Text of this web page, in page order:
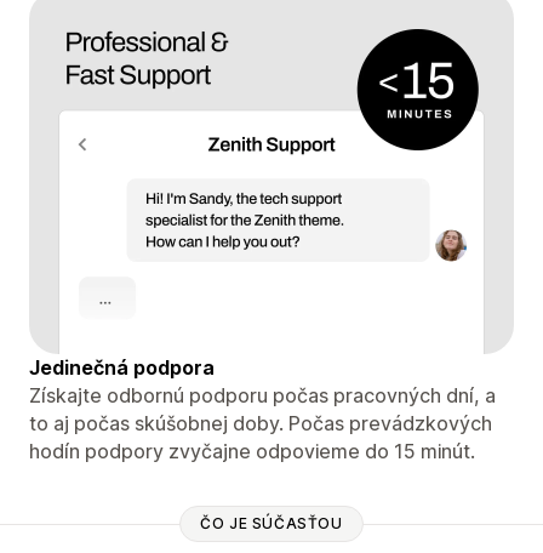
Jedinečná podpora
Získajte odbornú podporu počas pracovných dní, a
to aj počas skúšobnej doby. Počas prevádzkových
hodín podpory zvyčajne odpovieme do 15 minút.
ČO JE SÚČASŤOU